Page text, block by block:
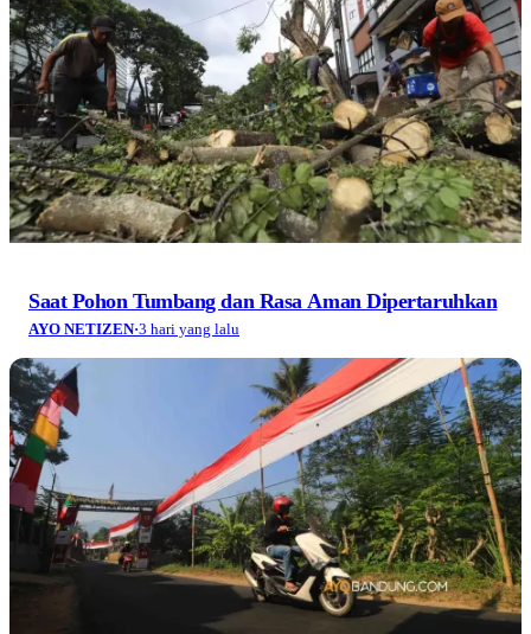
Saat Pohon Tumbang dan Rasa Aman Dipertaruhkan
AYO NETIZEN·3 hari yang lalu